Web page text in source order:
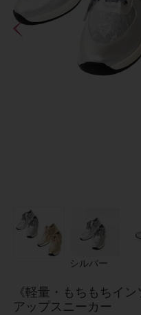
シルバー
《軽量・もちもちイ
アップスニーカー